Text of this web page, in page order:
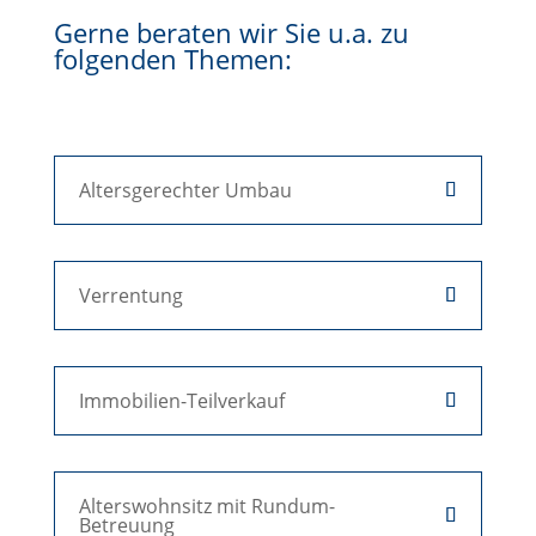
Gerne beraten wir Sie u.a. zu
folgenden Themen:
Altersgerechter Umbau
Verrentung
Immobilien-Teilverkauf
Alterswohnsitz mit Rundum-
Betreuung